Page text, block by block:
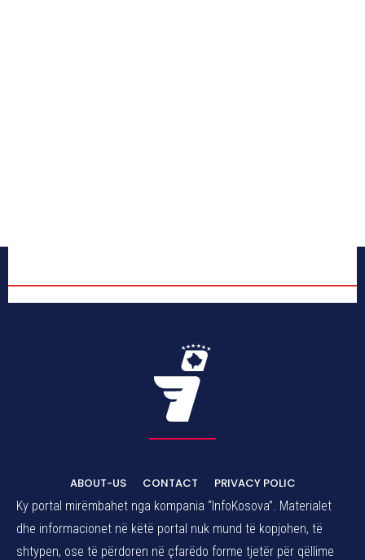
ABOUT-US CONTACT
PRIVACY POLIC
Ky portal mirëmbahet nga kompania “InfoKosova”. Materialet
dhe informacionet në këtë portal nuk mund të kopjohen, të
shtypen, ose të përdoren në çfarëdo forme tjetër për qëllime